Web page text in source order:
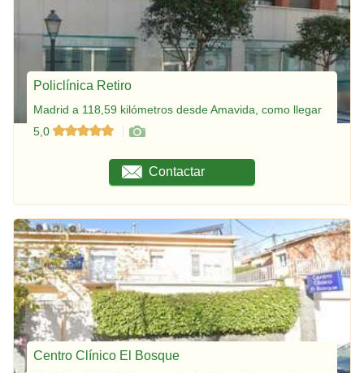
Policlínica Retiro
Madrid a 118,59 kilómetros desde Amavida, como llegar
5,0
Contactar
Centro Clínico El Bosque